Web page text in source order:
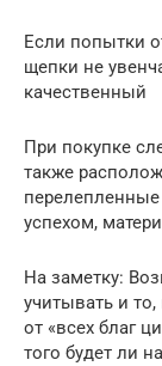
Если попытки
щепки не
качественный
При покупке
также
успехом,
На заметку:
учитывать и
от «всех благ
того будет ли